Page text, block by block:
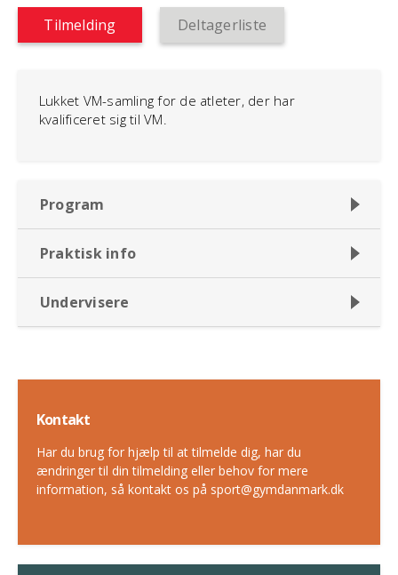
Tilmelding Deltagerliste
Lukket VM-samling for de atleter, der har
kvalificeret sig til VM.
Program
Praktisk info
Undervisere
Kontakt
Har du brug for hjælp til at tilmelde dig, har du
ændringer til din tilmelding eller behov for mere
information, så kontakt os på sport@gymdanmark.dk